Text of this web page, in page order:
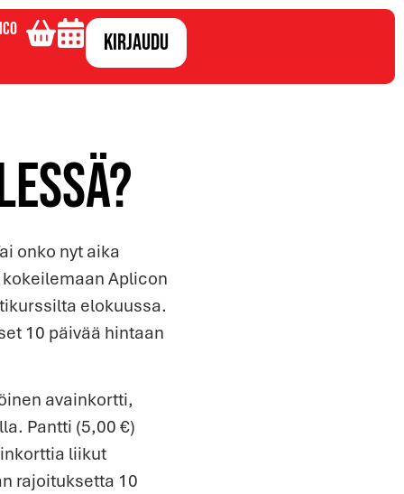
Kirjaudu
onko nyt aika
Aplicon
elokuussa.
10 päivää hintaan
avainkortti,
Pantti (5,00 €)
liikut
rajoituksetta 10